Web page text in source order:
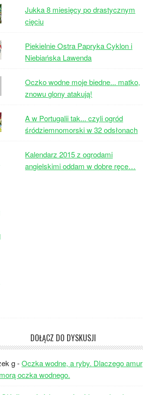
Jukka 8 miesięcy po drastycznym
cięciu
Piekielnie Ostra Papryka Cyklon i
Niebiańska Lawenda
Oczko wodne moje biedne... matko,
znowu glony atakują!
A w Portugalii tak... czyli ogród
śródziemnomorski w 32 odsłonach
Kalendarz 2015 z ogrodami
angielskimi oddam w dobre ręce…
DOŁĄCZ DO DYSKUSJI
g-Oczka wodne, a ryby. Dlaczego amur
oczka wodnego.